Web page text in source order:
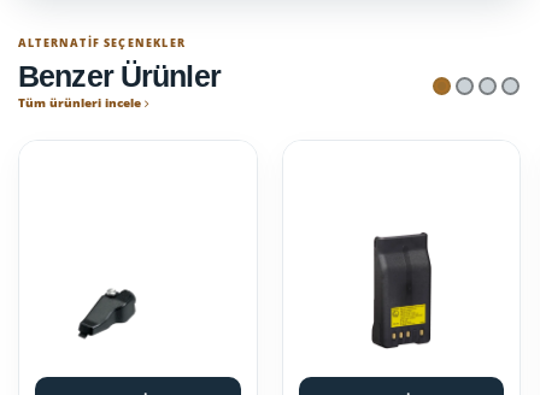
ALTERNATIF SEÇENEKLER
Benzer Ürünler
Tüm ürünleri incele